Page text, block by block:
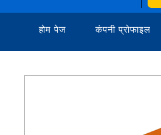
होम पेज कंपनी प्रोफाइल